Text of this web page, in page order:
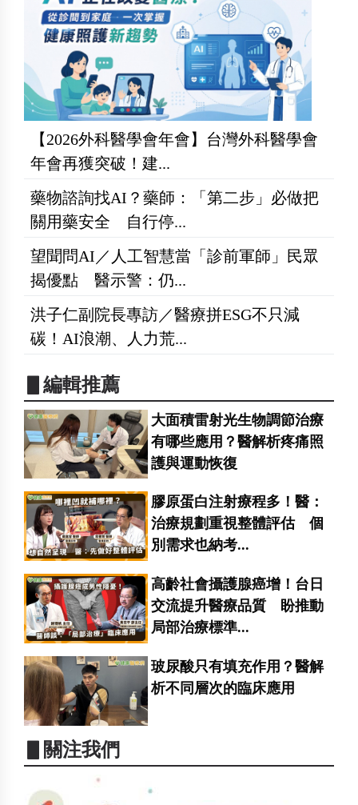
【2026外科醫學會年會】台灣外科醫學會
年會再獲突破！建...
藥物諮詢找AI？藥師：「第二步」必做把
關用藥安全 自行停...
望聞問AI／人工智慧當「診前軍師」民眾
揭優點 醫示警：仍...
洪子仁副院長專訪／醫療拼ESG不只減
碳！AI浪潮、人力荒...
▋編輯推薦
大面積雷射光生物調節治療
有哪些應用？醫解析疼痛照
護與運動恢復
膠原蛋白注射療程多！醫：
治療規劃重視整體評估 個
別需求也納考...
高齡社會攝護腺癌增！台日
交流提升醫療品質 盼推動
局部治療標準...
玻尿酸只有填充作用？醫解
析不同層次的臨床應用
▋關注我們